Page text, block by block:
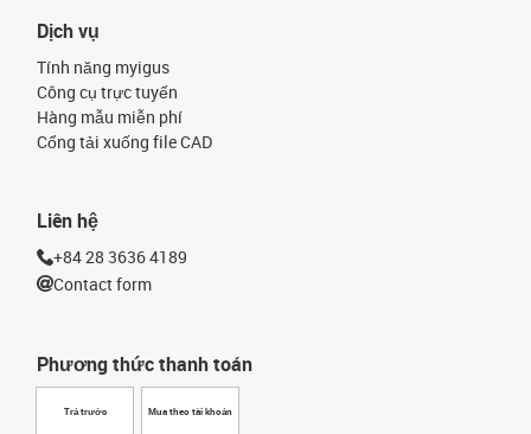
Phương thức thanh toán
Trả trước Mua theo tài khoản
Dịch vụ
Tính năng myigus
Công cụ trực tuyến
Hàng mẫu miễn phí
Cổng tải xuống file CAD
Liên hệ
+84 28 3636 4189
Contact form